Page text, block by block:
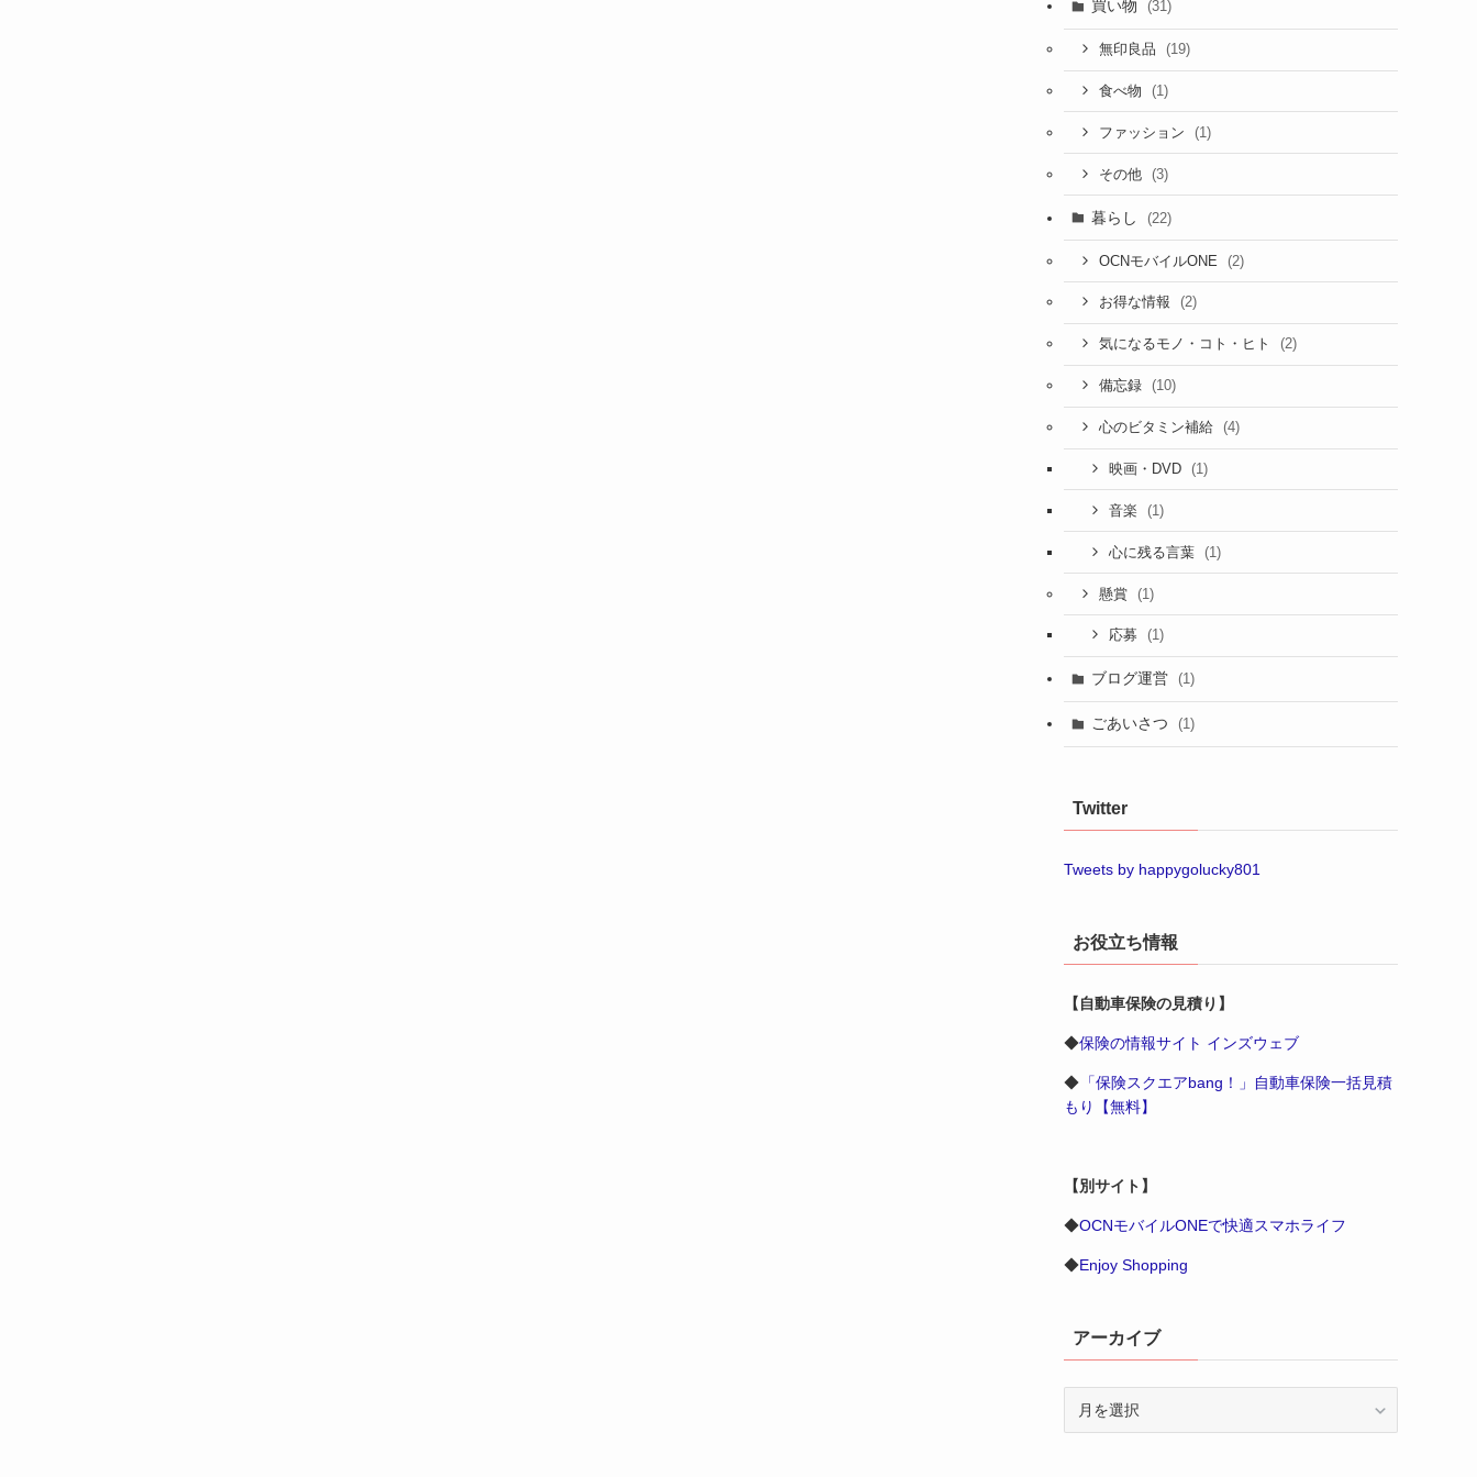
買い物 (31)
無印良品 (19)
食べ物 (1)
ファッション (1)
その他 (3)
暮らし (22)
OCNモバイルONE (2)
お得な情報 (2)
気になるモノ・コト・ヒト (2)
備忘録 (10)
心のビタミン補給 (4)
映画・DVD (1)
音楽 (1)
心に残る言葉 (1)
懸賞 (1)
応募 (1)
ブログ運営 (1)
ごあいさつ (1)
Twitter
Tweets by happygolucky801
お役立ち情報
【自動車保険の見積り】
◆保険の情報サイト インズウェブ
◆ 「保険スクエアbang！」自動車保険一括見積
もり【無料】
【別サイト】
◆OCNモバイルONEで快適スマホライフ
◆Enjoy Shopping
アーカイブ